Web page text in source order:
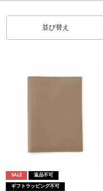
並び替え
SALE 返品不可
ギフトラッピング不可